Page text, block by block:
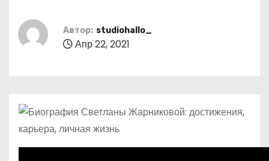
Автор: studiohallo_
Апр 22, 2021